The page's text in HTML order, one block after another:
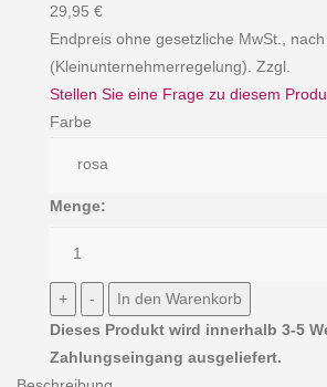
29,95 €
Endpreis ohne gesetzliche MwSt.,
(Kleinunternehmerregelung). Zzgl.
Stellen Sie eine Frage zu diesem
Farbe
Menge:
Dieses Produkt wird innerhalb 3-5
Zahlungseingang ausgeliefert.